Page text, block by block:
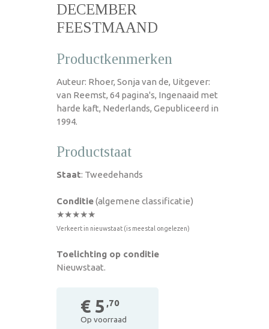
DECEMBER
FEESTMAAND
Productkenmerken
Auteur: Rhoer, Sonja van de, Uitgever:
van Reemst, 64 pagina's, Ingenaaid met
harde kaft, Nederlands, Gepubliceerd in
1994.
Productstaat
Staat: Tweedehands
Conditie(algemene classificatie)
★★★★★
Verkeert in nieuwstaat (is meestal ongelezen)
Toelichting op conditie
Nieuwstaat.
€ 5 ,70
Op voorraad